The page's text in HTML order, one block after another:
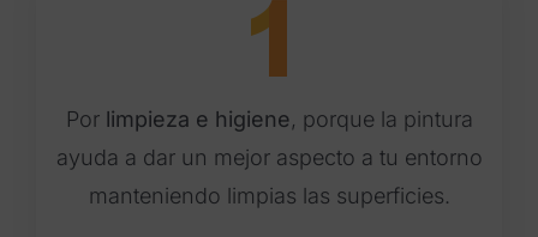
Por limpieza e higiene, porque la pintura
ayuda a dar un mejor aspecto a tu entorno
manteniendo limpias las superficies.